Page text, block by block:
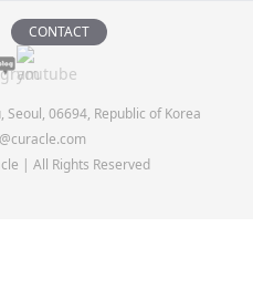
CONTACT
06694, Republic of Korea
| All Rights Reserved